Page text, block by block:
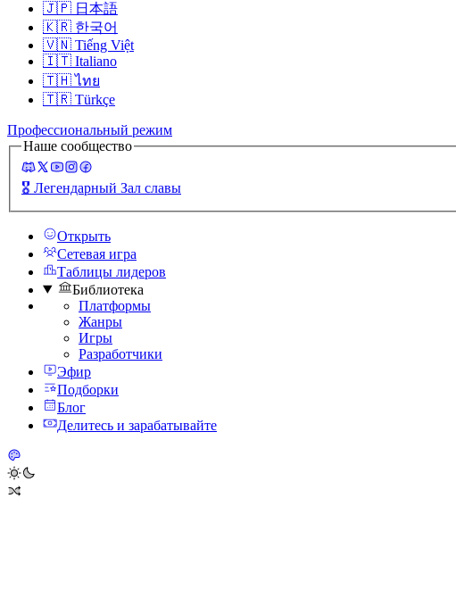
🇯🇵 日本語
🇰🇷 한국어
🇻🇳 Tiếng Việt
🇮🇹 Italiano
🇹🇭 ไทย
🇹🇷 Türkçe
Профессиональный режим
Наше сообщество
🎖️ Легендарный Зал славы
Открыть
Сетевая игра
Таблицы лидеров
Библиотека
Платформы
Жанры
Игры
Разработчики
Эфир
Подборки
Блог
Делитесь и зарабатывайте